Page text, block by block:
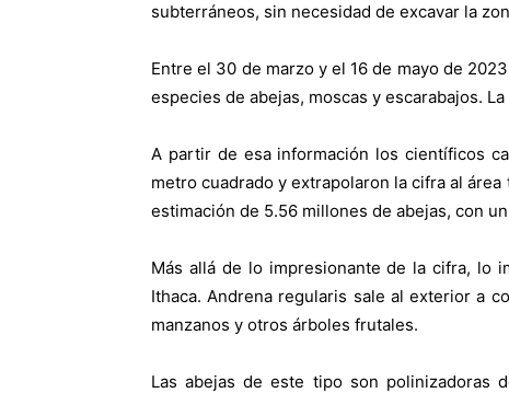
subterráneos, sin necesidad de excavar la
Entre el 30 de marzo y el 16 de mayo de
especies de abejas, moscas y escarabajos.
A partir de esa información los científicos
metro cuadrado y extrapolaron la cifra al
estimación de 5.56 millones de abejas, con
Más allá de lo impresionante de la cifra, lo
Ithaca. Andrena regularis sale al exterior a
manzanos y otros árboles frutales.
Las abejas de este tipo son polinizadoras